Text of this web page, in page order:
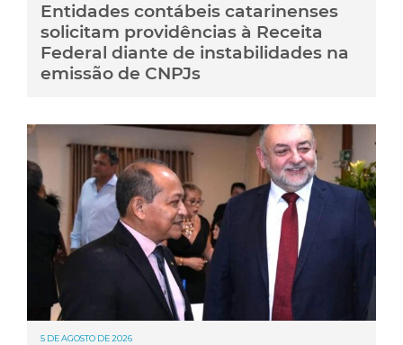
Entidades contábeis catarinenses
solicitam providências à Receita
Federal diante de instabilidades na
emissão de CNPJs
5 DE AGOSTO DE 2026